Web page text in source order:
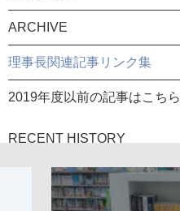
ARCHIVE
理事長関連記事リンク集
2019年度以前の記事はこちら
RECENT HISTORY